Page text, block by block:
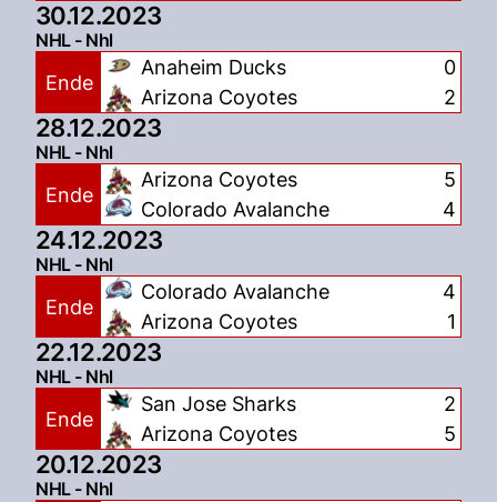
30.12.2023
NHL - Nhl
Ende
Anaheim Ducks
Arizona Coyotes
0
2
28.12.2023
NHL - Nhl
Ende
Arizona Coyotes
Colorado Avalanche
5
4
24.12.2023
NHL - Nhl
Ende
Colorado Avalanche
Arizona Coyotes
4
1
22.12.2023
NHL - Nhl
Ende
San Jose Sharks
Arizona Coyotes
2
5
20.12.2023
NHL - Nhl